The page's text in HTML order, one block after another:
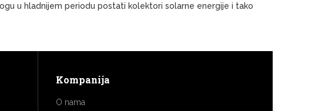
u hladnijem periodu postati kolektori solarne energije i tako
Kompanija
O nama